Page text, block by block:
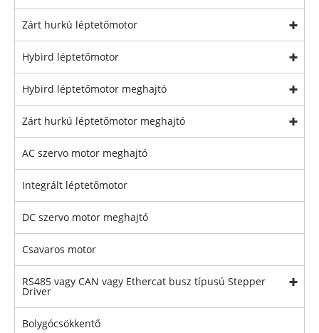
Zárt hurkú léptetőmotor
Hybird léptetőmotor
Hybird léptetőmotor meghajtó
Zárt hurkú léptetőmotor meghajtó
AC szervo motor meghajtó
Integrált léptetőmotor
DC szervo motor meghajtó
Csavaros motor
RS485 vagy CAN vagy Ethercat busz típusú Stepper
Driver
Bolygócsökkentő